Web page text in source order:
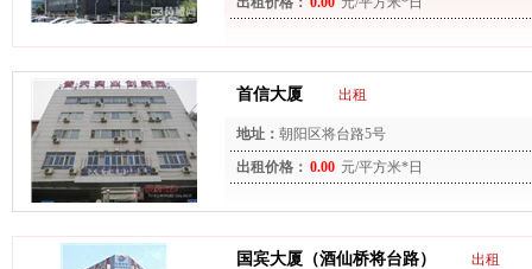
首信大厦 出租
地址： 朝阳区将台路5号
出租价格： 0.00 元/平方米*日
国宾大厦（酒仙桥将台路） 出租